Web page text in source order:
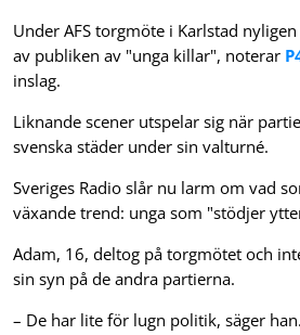
Under AFS torgmöte i Karlstad
av publiken av "unga killar", noterar
inslag.
Liknande scener utspelar sig när
svenska städer under sin valturné.
Sveriges Radio slår nu larm om vad
växande trend: unga som "stödjer
Adam, 16, deltog på torgmötet och
sin syn på de andra partierna.
– De har lite för lugn politik, säger han.